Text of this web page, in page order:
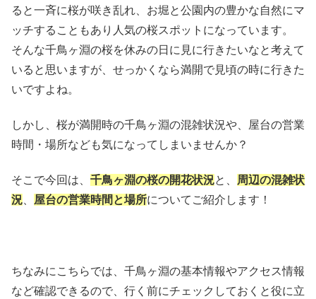
ると一斉に桜が咲き乱れ、お堀と公園内の豊かな自然にマ
ッチすることもあり人気の桜スポットになっています。
そんな千鳥ヶ淵の桜を休みの日に見に行きたいなと考えて
いると思いますが、せっかくなら満開で見頃の時に行きた
いですよね。
しかし、桜が満開時の千鳥ヶ淵の混雑状況や、屋台の営業
時間・場所なども気になってしまいませんか？
そこで今回は、 千鳥ヶ淵の桜の開花状況と、
周辺の混雑状
況
屋台の営業時間と場所についてご紹介します！
ちなみにこちらでは、千鳥ヶ淵の基本情報やアクセス情報
など確認できるので、行く前にチェックしておくと役に立